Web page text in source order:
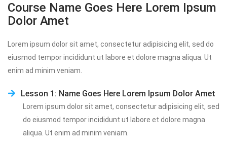
Course Name Goes Here Lorem Ipsum
Dolor Amet
Lorem ipsum dolor sit amet, consectetur adipisicing elit, sed do
eiusmod tempor incididunt ut labore et dolore magna aliqua. Ut
enim ad minim veniam.
Lesson 1: Name Goes Here Lorem Ipsum Dolor Amet
Lorem ipsum dolor sit amet, consectetur adipisicing elit, sed
do eiusmod tempor incididunt ut labore et dolore magna
aliqua. Ut enim ad minim veniam.